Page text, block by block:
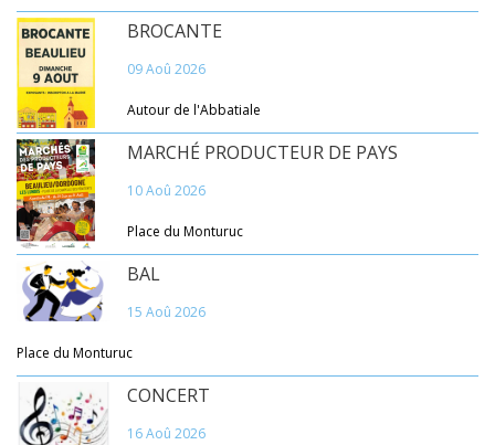
BROCANTE
09 Aoû 2026
Autour de l'Abbatiale
MARCHÉ PRODUCTEUR DE PAYS
10 Aoû 2026
Place du Monturuc
BAL
15 Aoû 2026
Place du Monturuc
CONCERT
16 Aoû 2026